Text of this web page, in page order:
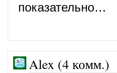
показательно…
Alex (4